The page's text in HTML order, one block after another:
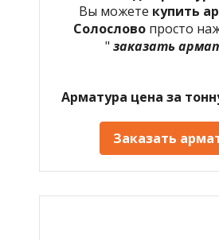
Вы можете купить
Солослово просто
" заказать
Арматура цена за
Заказать